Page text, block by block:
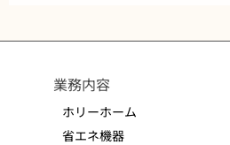
業務内容
ホリーホーム
省エネ機器